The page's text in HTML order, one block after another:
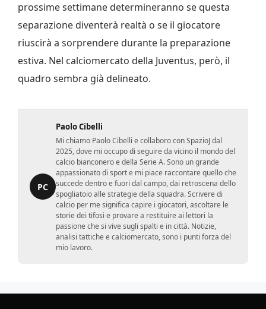
prossime settimane determineranno se questa
separazione diventerà realtà o se il giocatore
riuscirà a sorprendere durante la preparazione
estiva. Nel calciomercato della Juventus, però, il
quadro sembra già delineato.
PC
Paolo Cibelli
Mi chiamo Paolo Cibelli e collaboro con SpazioJ dal
2025, dove mi occupo di seguire da vicino il mondo del
calcio bianconero e della Serie A. Sono un grande
appassionato di sport e mi piace raccontare quello che
succede dentro e fuori dal campo, dai retroscena dello
spogliatoio alle strategie della squadra. Scrivere di
calcio per me significa capire i giocatori, ascoltare le
storie dei tifosi e provare a restituire ai lettori la
passione che si vive sugli spalti e in città. Notizie,
analisi tattiche e calciomercato, sono i punti forza del
mio lavoro.